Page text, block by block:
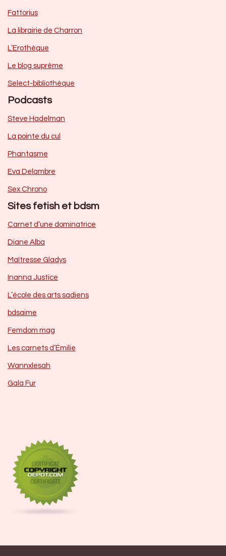
Fattorius
La librairie de Charron
L’Erothèque
Le blog suprême
Select-bibliothèque
Podcasts
Steve Hadelman
La pointe du cul
Phantasme
Eva Delambre
Sex Chrono
Sites fetish et bdsm
Carnet d’une dominatrice
Diane Alba
Maîtresse Gladys
Inanna Justice
L’école des arts sadiens
bdsaime
Femdom mag
Les carnets d’Émilie
Wannxlesah
Gala Fur